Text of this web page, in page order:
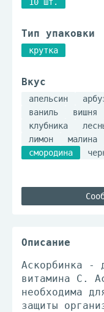
Тип упаковки
крутка
Вкус
апельсин
ваниль
вишня
клубника
лимон
малина
смородина
Описание
Аскорбинка -
витамина С.
необходима
защиты